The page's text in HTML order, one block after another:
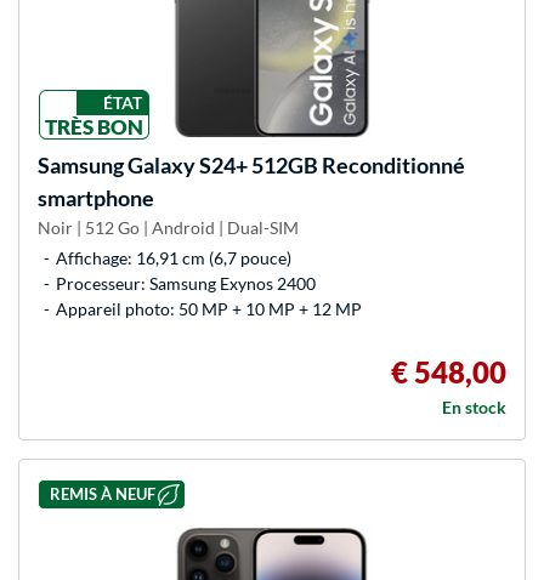
ÉTAT
TRÈS BON
SamsungGalaxy S24+ 512GB Reconditionné
smartphone
Noir | 512 Go | Android | Dual-SIM
Affichage: 16,91 cm (6,7 pouce)
Processeur: Samsung Exynos 2400
Appareil photo: 50 MP + 10 MP + 12 MP
€ 548,00
En stock
REMIS À NEUF